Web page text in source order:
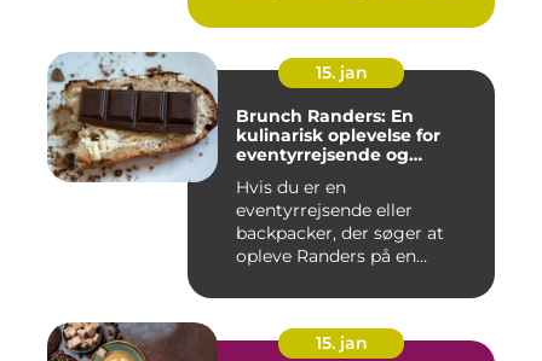
15. jan
Brunch Randers: En
kulinarisk oplevelse for
eventyrrejsende og
Hvis du er en
eventyrrejsende eller
backpacker, der søger at
opleve Randers på en
15. jan